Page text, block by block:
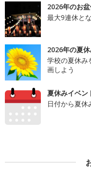
2026年のお
最大9連休と
2026年の夏
学校の夏休み
画しよう
夏休みイベン
日付から夏休